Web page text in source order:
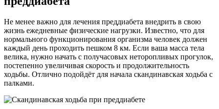
Не менее важно для лечения преддиабета внедрить в свою
жизнь ежедневные физические нагрузки. Известно, что для
нормального функционирования организма человек должен
каждый день проходить пешком 8 км. Если ваша масса тела
велика, нужно начать с получасовых неторопливых прогулок,
постепенно увеличивая скорость и продолжительность
ходьбы. Отлично подойдёт для начала скандинавская ходьба с
палками.